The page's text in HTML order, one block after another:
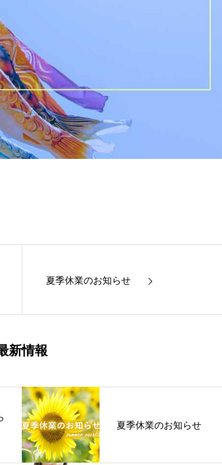
夏季休業のお知らせ
新情報
夏季休業のお知らせ